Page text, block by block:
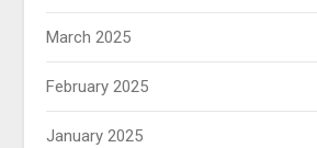
March 2025
February 2025
January 2025